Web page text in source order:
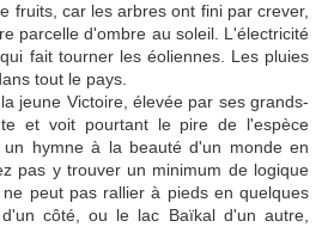
fruits, car les arbres ont fini par crever,
parcelle d'ombre au soleil. L'électricité
fait tourner les éoliennes. Les pluies
tout le pays.
jeune Victoire, élevée par ses grands-
et voit pourtant le pire de l'espèce
hymne à la beauté d'un monde en
pas y trouver un minimum de logique
peut pas rallier à pieds en quelques
côté, ou le lac Baïkal d'un autre,